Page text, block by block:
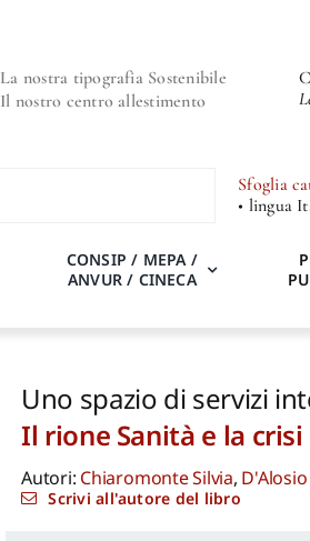
La nostra tipografia Sostenibile
Il nostro centro allestimento
Sfoglia
• lingua
CONSIP / MEPA /
ANVUR / CINECA
Uno spazio di servizi
Il rione Sanità e la
Autori: Chiaromonte Silvia,
Scrivi all'autore del libro